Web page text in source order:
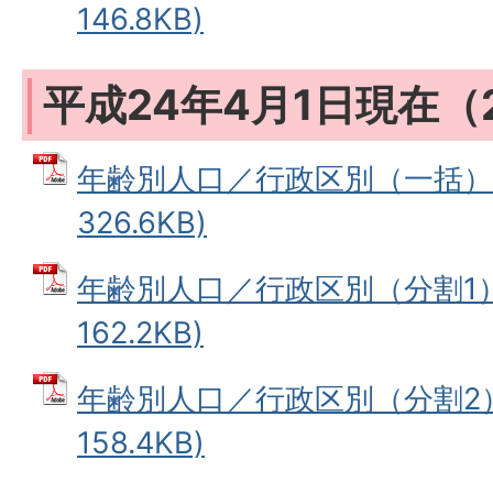
146.8KB)
平成24年4月1日現在
年齢別人口／行政区別（一括
326.6KB)
年齢別人口／行政区別（分割
162.2KB)
年齢別人口／行政区別（分割
158.4KB)